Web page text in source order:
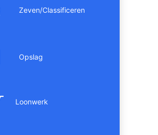
Zeven/Classificeren
Opslag
Loonwerk